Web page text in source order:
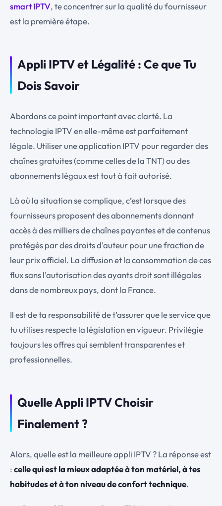
smart IPTV, te concentrer sur la qualité du fournisseur
est la première étape.
Appli IPTV et Légalité : Ce que Tu
Dois Savoir
Abordons ce point important avec clarté. La
technologie IPTV en elle-même est parfaitement
légale. Utiliser une application IPTV pour regarder des
chaînes gratuites (comme celles de la TNT) ou des
abonnements légaux est tout à fait autorisé.
Là où la situation se complique, c’est lorsque des
fournisseurs proposent des abonnements donnant
accès à des milliers de chaînes payantes et de contenus
protégés par des droits d’auteur pour une fraction de
leur prix officiel. La diffusion et la consommation de ces
flux sans l’autorisation des ayants droit sont illégales
dans de nombreux pays, dont la France.
Il est de ta responsabilité de t’assurer que le service que
tu utilises respecte la législation en vigueur. Privilégie
toujours les offres qui semblent transparentes et
professionnelles.
Quelle Appli IPTV Choisir
Finalement ?
Alors, quelle est la meilleure appli IPTV ? La réponse est
:celle qui est la mieux adaptée à ton matériel, à tes
habitudes et à ton niveau de confort technique.